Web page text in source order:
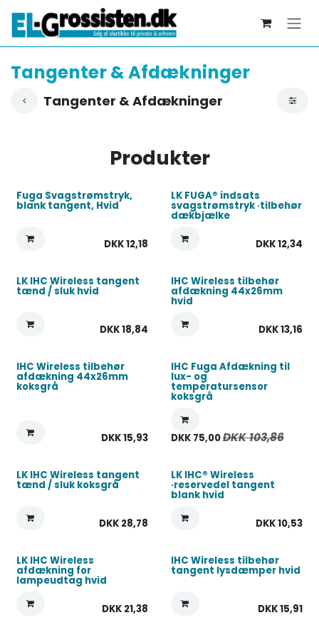
Tangenter & Afdækninger
Tangenter & Afdækninger
Produkter
Fuga Svagstrømstryk,
blank tangent, Hvid
DKK12,18
LK FUGA® indsats
svagstrømstryk ·tilbehør
dækbjælke
DKK12,34
LK IHC Wireless tangent
tænd / sluk hvid
DKK18,84
IHC Wireless tilbehør
afdækning 44x26mm
hvid
DKK13,16
IHC Wireless tilbehør
afdækning 44x26mm
koksgrå
DKK15,93
IHC Fuga Afdækning til
lux- og
temperatursensor
koksgrå
DKK 75,00DKK103,86
LK IHC Wireless tangent
tænd / sluk koksgrå
DKK 28,78
LK IHC® Wireless
·reservedel tangent
blank hvid
DKK10,53
LK IHC Wireless
afdækning for
lampeudtag hvid
DKK 21,38
IHC Wireless tilbehør
tangent lysdæmper hvid
DKK15,91